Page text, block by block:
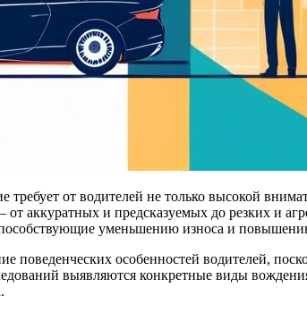
требует от водителей не только высокой
от аккуратных и предсказуемых до резких и
уменьшению износа и
поведенческих особенностей водителей,
выявляются конкретные виды